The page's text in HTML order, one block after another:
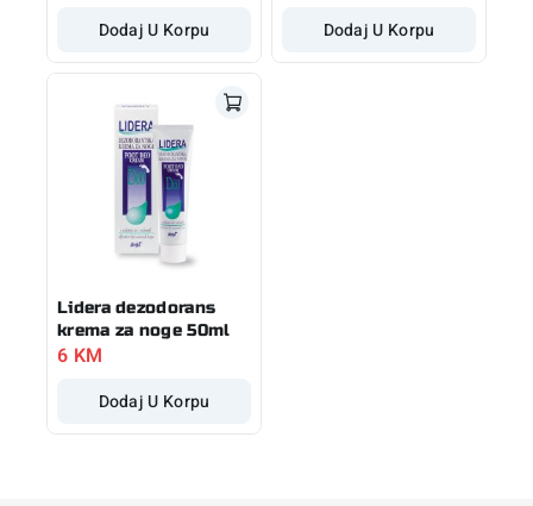
Dodaj U Korpu Dodaj U Korpu
Lidera dezodorans
krema za noge 50ml
6 KM
Dodaj U Korpu